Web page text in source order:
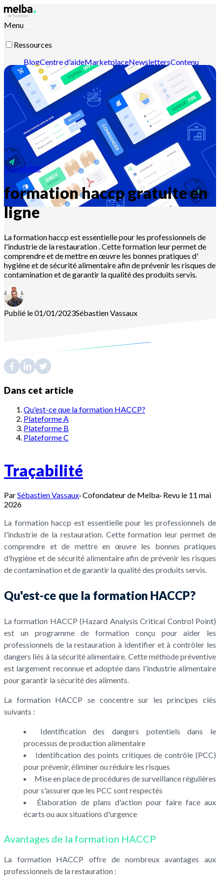
Menu
Ressources
BlogCentre d'aideMarketplaceNewslettersContenu
intelligentDocumentation APIDocumentation MCP
Contactez-nousDécouvrir melba
Traçabilité
formation haccp gratuite en
ligne
La formation haccp est essentielle pour les professionnels de
l'industrie de la restauration . Cette formation leur permet de
comprendre et de mettre en œuvre les bonnes pratiques d'
hygiène et de sécurité alimentaire afin de prévenir les risques de
contamination et de garantir la qualité des produits servis.
Publié le 01/01/2023SébastienVassaux
Dans cet article
Qu'est-ce que la formation HACCP?
Plateforme A
Plateforme B
Plateforme C
Traçabilité
ParSébastien Vassaux·Cofondateur de Melba· Revu le 11 mai
2026
La formation haccp est essentielle pour les professionnels de
l'industrie de la restauration. Cette formation leur permet de
comprendre et de mettre en œuvre les bonnes pratiques
d'hygiène et de sécurité alimentaire afin de prévenir les risques
de contamination et de garantir la qualité des produits servis.
Qu'est-ce que la formation HACCP?
La formation HACCP (Hazard Analysis Critical Control Point)
est un programme de formation conçu pour aider les
professionnels de la restauration à identifier et à contrôler les
dangers liés à la sécurité alimentaire. Cette méthode préventive
est largement reconnue et adoptée dans l'industrie alimentaire
pour garantir la sécurité des aliments.
La formation HACCP se concentre sur les principes clés
suivants :
Identification des dangers potentiels dans le
processus de production alimentaire
Identification des points critiques de contrôle (PCC)
pour prévenir, éliminer ou réduire les risques
Mise en place de procédures de surveillance régulières
pour s'assurer que les PCC sont respectés
Élaboration de plans d'action pour faire face aux
écarts ou aux situations d'urgence
Avantages de la formation HACCP
La formation HACCP offre de nombreux avantages aux
professionnels de la restauration :